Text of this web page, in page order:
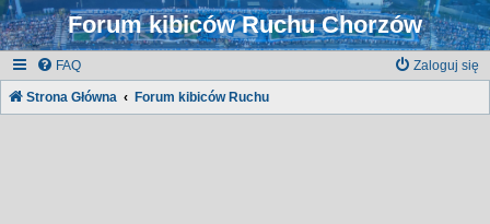
Forum kibiców Ruchu Chorzów
FAQ Zaloguj się
Strona Główna Forum kibiców Ruchu